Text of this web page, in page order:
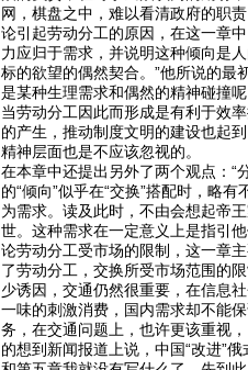
网，棋盘之中，难以看清政府的职
论引起劳动分工的原因，在这一章
力应归于需求，并说明这种倾向是
标的欲望的偶然契合。”他所说的最
是某种生理需求和偶然的精神碰撞
当劳动分工因此而形成是有利于效
的产生，推动制度文明的建设也起
精神层面也是不应该忽视的。
在本章中还提出另外了两个观点：“
的“倾向”似乎在“交换”搭配时，略
为需求。读及此时，不由会想起帝
世。这种需求在一定意义上是指引
论劳动分工受市场的限制，这一章
了劳动分工，交换所受市场范围的
少诱因，交通仍然很重要，在信息
一味的刺激消费，国内需求却不能
务，在交通问题上，也许更该重视
的想到新闻报道上说，中国“改进”